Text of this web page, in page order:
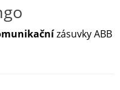
zásuvky ABB